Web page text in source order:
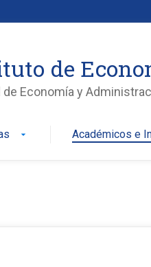
de
de Economía y
arrow_drop_down Académicos e